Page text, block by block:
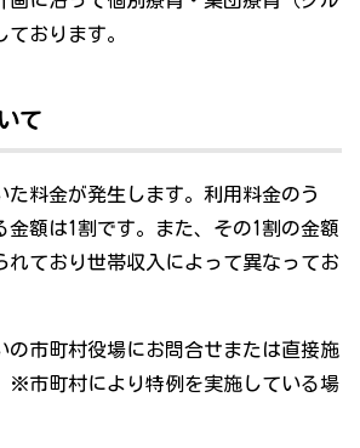
おります。
て
た料金が発生します。利用料金のう
金額は1割です。また、その1割の金額
れており世帯収入によって異なってお
の市町村役場にお問合せまたは直接施
※市町村により特例を実施している場